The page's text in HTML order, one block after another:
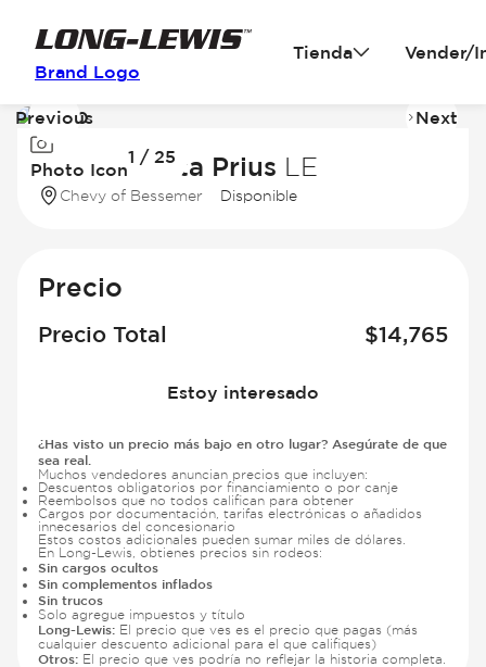
Brand Logo
Tienda Vender/
Image
of
Photo Icon
1 / 25
Previous Next
2020 Toyota Prius LE
Chevy of Bessemer Disponible
Precio
Precio Total $14,765
Estoy interesado
¿Has visto un precio más bajo en otro lugar? Asegúrate de que
sea real.
Muchos vendedores anuncian precios que incluyen:
Descuentos obligatorios por financiamiento o por canje
Reembolsos que no todos califican para obtener
Cargos por documentación, tarifas electrónicas o añadidos
innecesarios del concesionario
Estos costos adicionales pueden sumar miles de dólares.
En Long-Lewis, obtienes precios sin rodeos:
Sin cargos ocultos
Sin complementos inflados
Sin trucos
Solo agregue impuestos y título
Long-Lewis: El precio que ves es el precio que pagas (más
cualquier descuento adicional para el que califiques)
Otros: El precio que ves podría no reflejar la historia completa.